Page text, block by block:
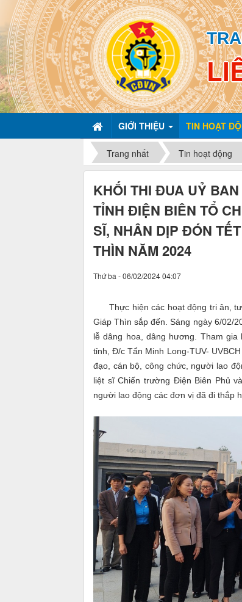
GIỚI THIỆU TIN HOẠT
Trang nhất Tin hoạt động
KHỐI THI ĐUA UỶ
TỈNH ĐIỆN BIÊN TỔ
SĨ, NHÂN DỊP ĐÓN
THÌN NĂM 2024
Thứ ba - 06/02/2024 04:07
Thực hiện các hoạt động tri ân,
Giáp Thìn sắp đến. Sáng ngày 6/02/
lễ dâng hoa, dâng hương. Tham
tỉnh, Đ/c Tẩn Minh Long-TUV-
đạo, cán bộ, công chức, người lao
liệt sĩ Chiến trường Điện Biên Phủ
người lao động các đơn vị đã đi thắp